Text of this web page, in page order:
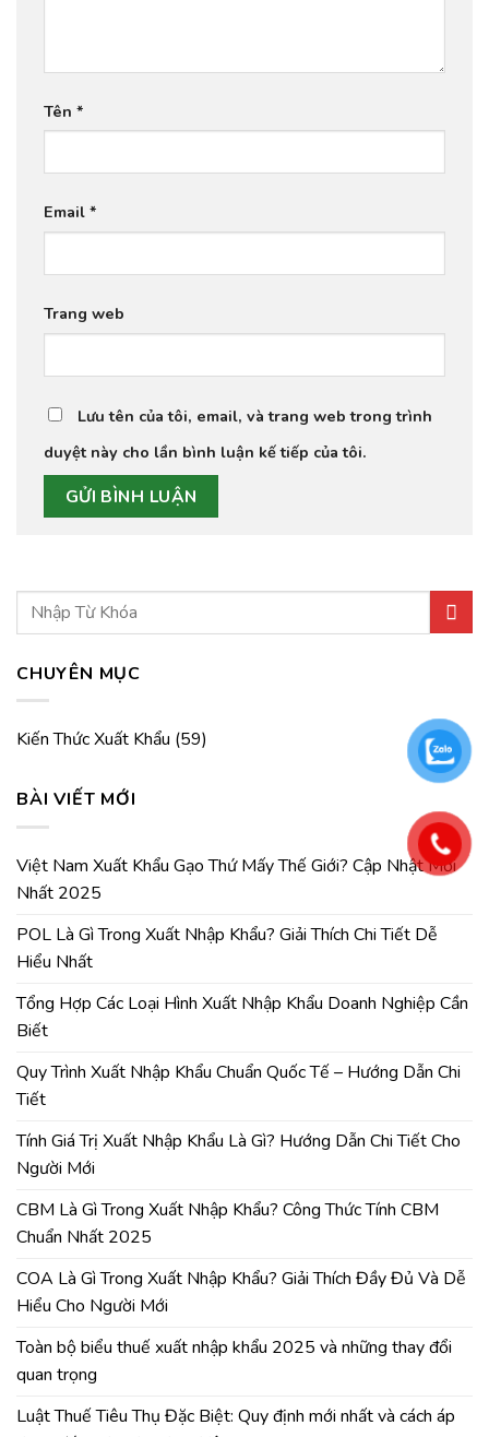
Tên *
Email *
Trang web
Lưu tên của tôi, email, và trang web trong trình
duyệt này cho lần bình luận kế tiếp của tôi.
CHUYÊN MỤC
Kiến Thức Xuất Khẩu (59)
BÀI VIẾT MỚI
Việt Nam Xuất Khẩu Gạo Thứ Mấy Thế Giới? Cập Nhật Mới
Nhất 2025
POL Là Gì Trong Xuất Nhập Khẩu? Giải Thích Chi Tiết Dễ
Hiểu Nhất
Tổng Hợp Các Loại Hình Xuất Nhập Khẩu Doanh Nghiệp Cần
Biết
Quy Trình Xuất Nhập Khẩu Chuẩn Quốc Tế – Hướng Dẫn Chi
Tiết
Tính Giá Trị Xuất Nhập Khẩu Là Gì? Hướng Dẫn Chi Tiết Cho
Người Mới
CBM Là Gì Trong Xuất Nhập Khẩu? Công Thức Tính CBM
Chuẩn Nhất 2025
COA Là Gì Trong Xuất Nhập Khẩu? Giải Thích Đầy Đủ Và Dễ
Hiểu Cho Người Mới
Toàn bộ biểu thuế xuất nhập khẩu 2025 và những thay đổi
quan trọng
Luật Thuế Tiêu Thụ Đặc Biệt: Quy định mới nhất và cách áp